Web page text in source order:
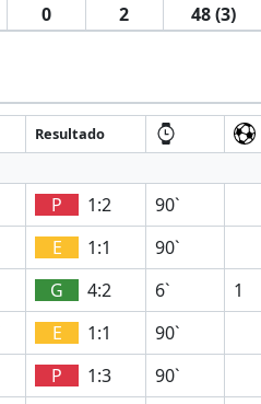
0 2 48 (3)
Resultado
P 1:2
90`
E 1:1
90`
G 4:2 6`
1
E 1:1
90`
P 1:3
90`